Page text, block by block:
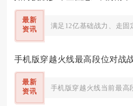
最新
资讯
满足12亿基础战力、走
手机版穿越火线最高段位对战
最新
资讯
手机版穿越火线当前最高